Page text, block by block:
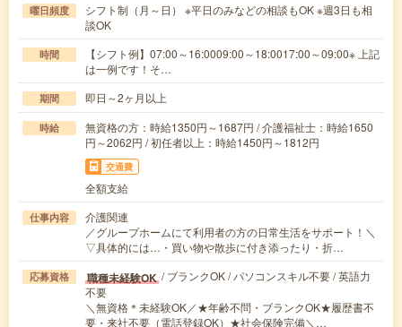
曜日頻度
シフト制（月～日） ※平日のみなどの相談もOK ※週3日も相
談OK
時間
【シフト例】07:00～16:0009:00～18:0017:00～09:00※ 上記
は一例です！そ…
期間 即日～2ヶ月以上
時給
無資格の方：時給1350円～1687円 / 介護福祉士：時給1650
円～2062円 / 初任者以上：時給1450円～1812円
交通費
全額支給
仕事内容
介護関連
／グループホームにて利用者の方の日常生活をサポート！＼
▽具体的には…・買い物や散歩に付き添ったり・折…
応募資格 職種未経験OK / ブランクOK / パソコンスキル不要 / 英語力
不要
＼無資格＊未経験OK／★年齢不問・ブランクOK★履歴書不
要・来社不要（電話登録OK）★社会保険完備＼…